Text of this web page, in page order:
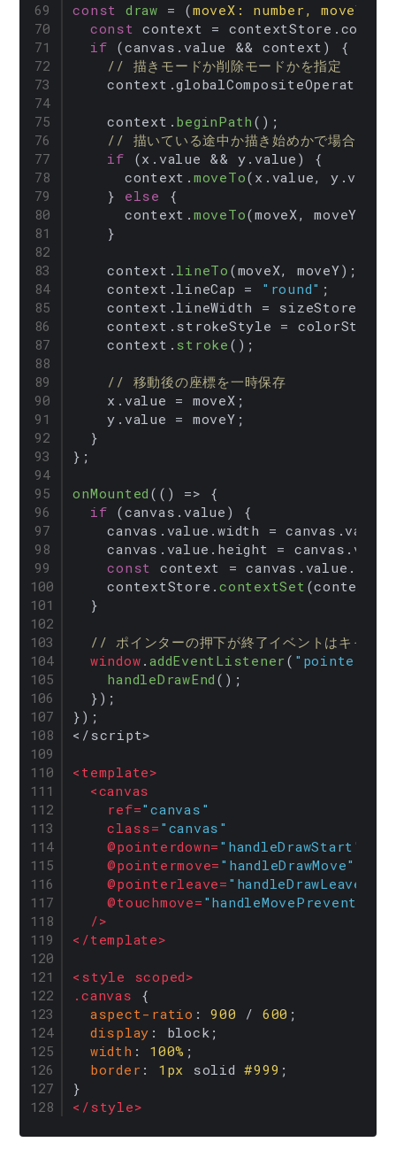
const draw = (moveX : number , moveY
const context = contextStore.
if (canvas. value && context) {
// 描きモードか削除モードかを指定
    context.
globalCompositeOperation
    context.
beginPath ();
// 描いている途中か描き始めかで場合分け
if (x. value && y. value ) {
      context.
moveTo(x. value, y. value
    }
else {
      context.
moveTo(moveX, moveY);
    }
    context.
lineTo (moveX, moveY);
    context.
lineCap = "round" ;
    context.
lineWidth = sizeStore.
    context.
strokeStyle = colorStore.
    context.
stroke ();
// 移動後の座標を一時保存
    x.
value = moveX;
    y.
value = moveY;
  }
};
onMounted ( () => {
if (canvas. value ) {
    canvas.
value .width = canvas. value
    canvas.
value . height = canvas. value
const context = canvas. value .
    contextStore.
contextSet (context);
  }
// ポインターの押下が終了イベントはキャン
window .addEventListener ( "pointerup"
handleDrawEnd ();
  });
});
</script>
< template>
<canvas
ref="canvas"
class= "canvas"
    @
pointerdown= "handleDrawStart"
    @
pointermove= "handleDrawMove"
    @
pointerleave= "handleDrawLeave"
    @
touchmove= "handleMovePrevent"
  />
</template>
< style scoped>
.canvas {
aspect-ratio : 900 / 600 ;
display : block;
width : 100% ;
border : 1px solid #999 ;
</ style>